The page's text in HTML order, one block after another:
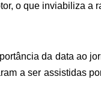
o que inviabiliza a
da data ao
a ser assistidas